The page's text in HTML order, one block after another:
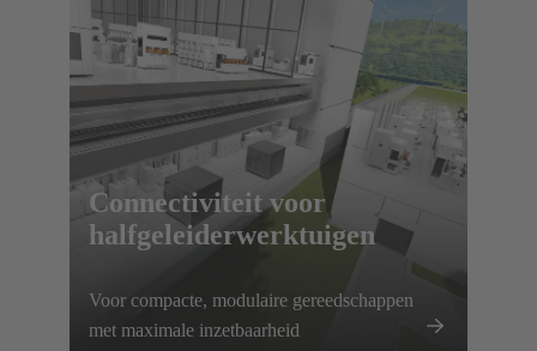
Connectiviteit voor
halfgeleiderwerktuigen
Voor compacte, modulaire gereedschappen
met maximale inzetbaarheid